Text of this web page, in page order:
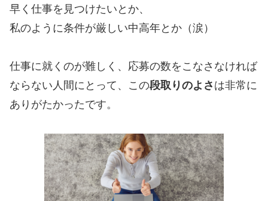
早く仕事を見つけたいとか、
私のように条件が厳しい中高年とか（涙）
仕事に就くのが難しく、応募の数をこなさなければ
ならない人間にとって、この段取りのよさ は非常に
ありがたかったです。